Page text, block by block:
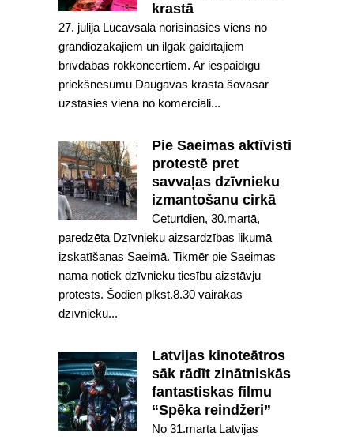
krastā
27. jūlijā Lucavsalā norisināsies viens no
grandiozākajiem un ilgāk gaidītajiem
brīvdabas rokkoncertiem. Ar iespaidīgu
priekšnesumu Daugavas krastā šovasar
uzstāsies viena no komerciāli...
Pie Saeimas aktīvisti
protestē pret
savvaļas dzīvnieku
izmantošanu cirkā
Ceturtdien, 30.martā,
paredzēta Dzīvnieku aizsardzības likumā
izskatīšanas Saeimā. Tikmēr pie Saeimas
nama notiek dzīvnieku tiesību aizstāvju
protests. Šodien plkst.8.30 vairākas
dzīvnieku...
Latvijas kinoteātros
sāk rādīt zinātniskās
fantastiskas filmu
“Spēka reindžeri”
No 31.marta Latvijas